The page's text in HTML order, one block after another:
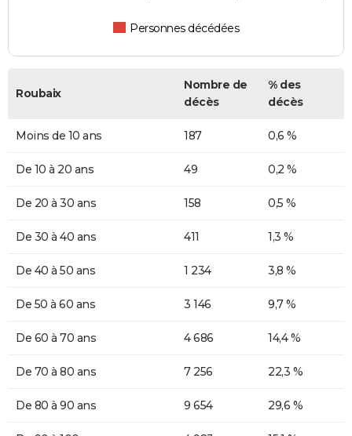
Personnes décédées
Roubaix
Nombre de
décès
% des
décès
Moins de 10 ans 187 0,6 %
De 10 à 20 ans 49 0,2 %
De 20 à 30 ans 158 0,5 %
De 30 à 40 ans 411 1,3 %
De 40 à 50 ans 1 234 3,8 %
De 50 à 60 ans 3 146 9,7 %
De 60 à 70 ans 4 686 14,4 %
De 70 à 80 ans 7 256 22,3 %
De 80 à 90 ans 9 654 29,6 %